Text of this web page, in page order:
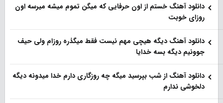
دانلود آهنگ خستم از اون حرفایی که میگن تموم میشه میرسه اون
روزای خوبت
دانلود آهنگ دیگه هیچی مهم نیست فقط میگذره روزام ولی حیف
جوونیم دیگه بسه خدایا
دانلود آهنگ از شب بپرسید میگه چه روزگاری دارم خدا میدونه دیگه
دلخوشی ندارم